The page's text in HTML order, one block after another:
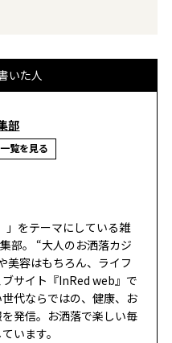
いた人
部
覧を見る
」をテーマにしている雑
部。 “大人のお洒落カジ
美容はもちろん、ライフ
サイト『InRed web』で
代ならではの、健康、お
発信。お洒落で楽しい毎
います。